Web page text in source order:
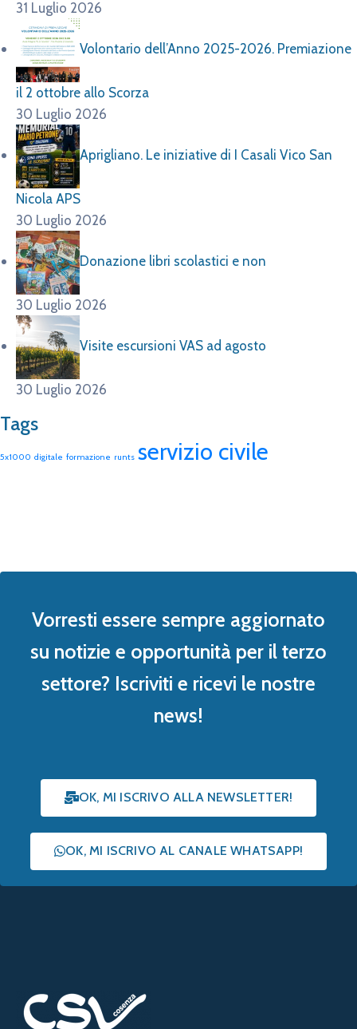
31 Luglio 2026
Volontario dell’Anno 2025-2026. Premiazione
il 2 ottobre allo Scorza
30 Luglio 2026
Aprigliano. Le iniziative di I Casali Vico San
Nicola APS
30 Luglio 2026
Donazione libri scolastici e non
30 Luglio 2026
Visite escursioni VAS ad agosto
30 Luglio 2026
Tags
5x1000 digitale formazione runts servizio civile
Vorresti essere sempre aggiornato
su notizie e opportunità per il terzo
settore? Iscriviti e ricevi le nostre
news!
OK, MI ISCRIVO ALLA NEWSLETTER!
OK, MI ISCRIVO AL CANALE WHATSAPP!